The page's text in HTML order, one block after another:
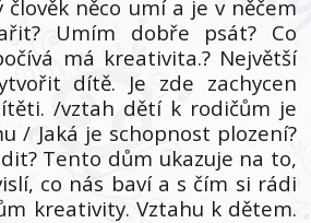
člověk něco umí a je v něčem
Umím dobře psát? Co
má kreativita.? Největší
dítě. Je zde zachycen
/vztah dětí k rodičům je
/ Jaká je schopnost plození?
Tento dům ukazuje na to,
co nás baví a s čím si rádi
kreativity. Vztahu k dětem.